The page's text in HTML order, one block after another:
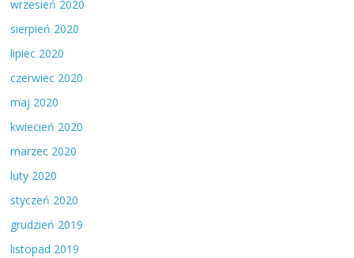
wrzesień 2020
sierpień 2020
lipiec 2020
czerwiec 2020
maj 2020
kwiecień 2020
marzec 2020
luty 2020
styczeń 2020
grudzień 2019
listopad 2019